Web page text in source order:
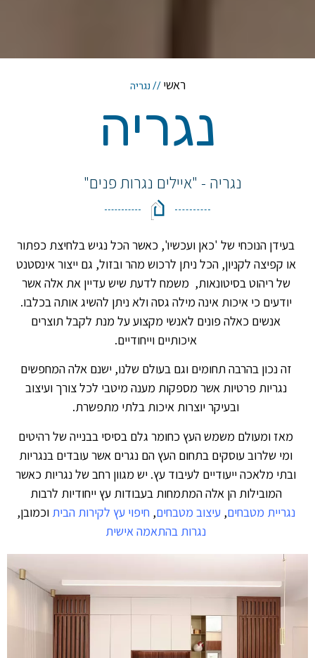
ראשי//נגריה
נגריה
נגריה - "איילים נגרות פנים"
בעידן הנוכחי של 'כאן ועכשיו', כאשר הכל נגיש בלחיצת כפתור
או קפיצה לקניון, הכל ניתן לרכוש מהר ובזול, גם ייצור אינסטנט
של ריהוט בסיטונאות, משמח לדעת שיש עדיין את אלה אשר
יודעים כי איכות אינה מילה גסה ולא ניתן להשיג אותה בכלבו.
אנשים כאלה פונים לאנשי מקצוע על מנת לקבל תוצרים
איכותיים וייחודיים.
זה נכון בהרבה תחומים וגם בעולם שלנו, ישנם אלה המחפשים
נגריות פרטיות אשר מספקות מענה מיטבי לכל צורך ועיצוב
ובעיקר יוצרות איכות בלתי מתפשרת.
מאז ומעולם משמש העץ כחומר גלם בסיסי בבנייה של רהיטים
ומי שלרוב עוסקים בתחום העץ הם נגרים אשר עובדים בנגריות
ובתי מלאכה ייעודיים לעיבוד עץ. יש מגוון רחב של נגריות כאשר
המובילות הן אלה המתמחות בעבודות עץ ייחודיות לרבות
נגריית מטבחים, עיצוב מטבחים, חיפוי עץ לקירות הבית וכמובן,
נגרות בהתאמה אישית